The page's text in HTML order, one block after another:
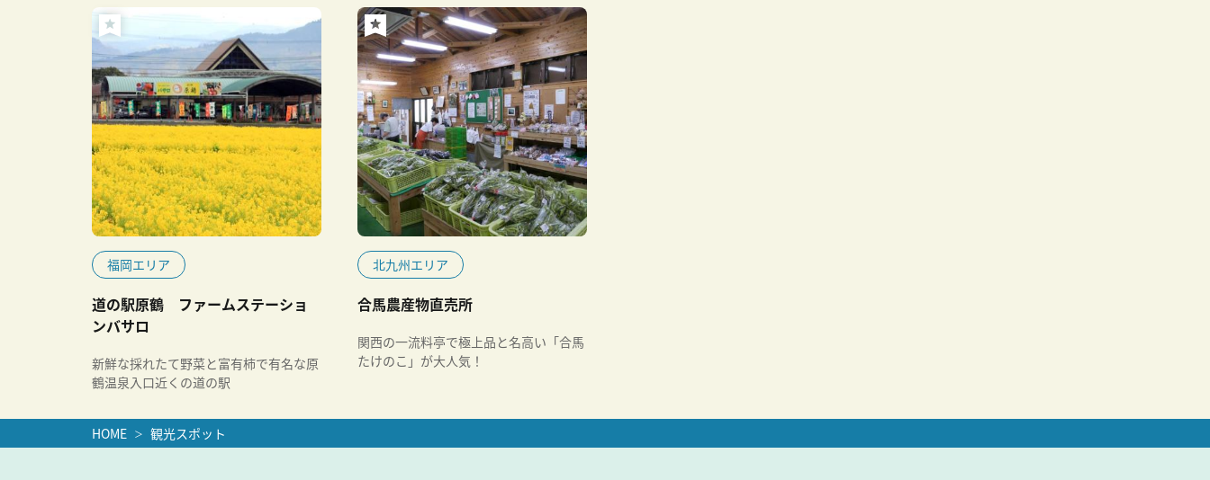
福岡エリア
道の駅原鶴 ファームステーショ
ンバサロ
新鮮な採れたて野菜と富有柿で有名な原
鶴温泉入口近くの道の駅
北九州エリア
合馬農産物直売所
関西の一流料亭で極上品と名高い「合馬
たけのこ」が大人気！
HOME 観光スポット